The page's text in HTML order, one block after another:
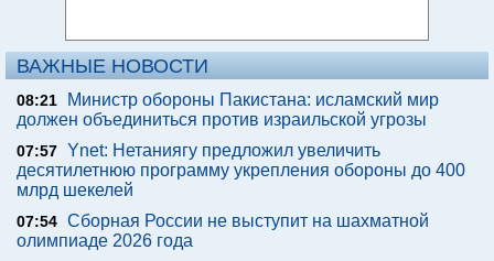
ВАЖНЫЕ НОВОСТИ
08:21
Министр обороны Пакистана: исламский мир
должен объединиться против израильской угрозы
07:57 Ynet: Нетаниягу предложил увеличить
десятилетнюю программу укрепления обороны до 400
млрд шекелей
07:54 Сборная России не выступит на шахматной
олимпиаде 2026 года